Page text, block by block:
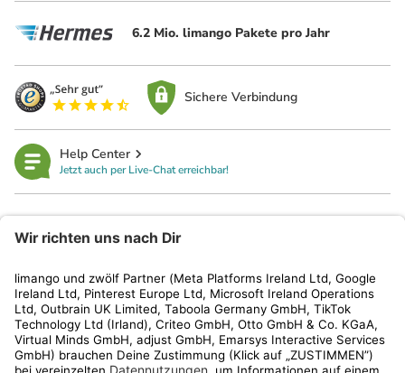
6.2 Mio. limango Pakete pro Jahr
Sichere Verbindung
Help Center
Jetzt auch per Live-Chat erreichbar!
Kundenservice
Shop